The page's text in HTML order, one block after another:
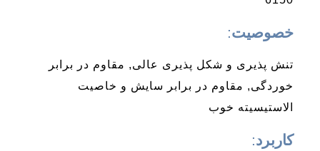
خصوصیت:
تنش پذیری و شکل پذیری عالی, مقاوم در برابر
خوردگی, مقاوم در برابر سایش و خاصیت
الاستیسیته خوب
کاربرد: